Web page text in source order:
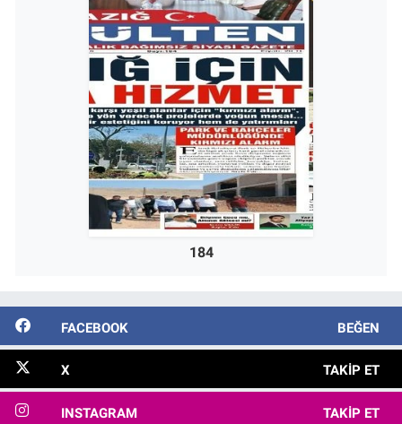
184
FACEBOOK BEĞEN
X TAKIP ET
INSTAGRAM TAKIP ET